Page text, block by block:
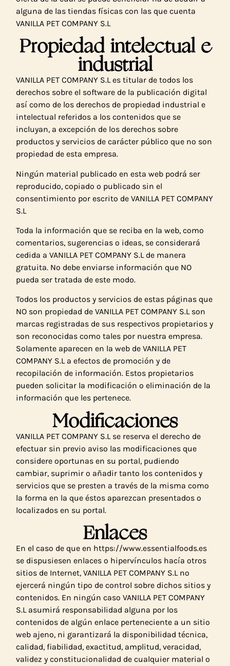
alguna de las tiendas físicas con las que cuenta
VANILLA PET COMPANY S.L
Propiedad intelectual e
industrial
VANILLA PET COMPANY S.L es titular de todos los
derechos sobre el software de la publicación digital
así como de los derechos de propiedad industrial e
intelectual referidos a los contenidos que se
incluyan, a excepción de los derechos sobre
productos y servicios de carácter público que no son
propiedad de esta empresa.
Ningún material publicado en esta web podrá ser
reproducido, copiado o publicado sin el
consentimiento por escrito de VANILLA PET COMPANY
S.L
Toda la información que se reciba en la web, como
comentarios, sugerencias o ideas, se considerará
cedida a VANILLA PET COMPANY S.L de manera
gratuita. No debe enviarse información que NO
pueda ser tratada de este modo.
Todos los productos y servicios de estas páginas que
NO son propiedad de VANILLA PET COMPANY S.L son
marcas registradas de sus respectivos propietarios y
son reconocidas como tales por nuestra empresa.
Solamente aparecen en la web de VANILLA PET
COMPANY S.L a efectos de promoción y de
recopilación de información. Estos propietarios
pueden solicitar la modificación o eliminación de la
información que les pertenece.
Modificaciones
VANILLA PET COMPANY S.L se reserva el derecho de
efectuar sin previo aviso las modificaciones que
considere oportunas en su portal, pudiendo
cambiar, suprimir o añadir tanto los contenidos y
servicios que se presten a través de la misma como
la forma en la que éstos aparezcan presentados o
localizados en su portal.
Enlaces
En el caso de que en https://www.essentialfoods.es
se dispusiesen enlaces o hipervínculos hacía otros
sitios de Internet, VANILLA PET COMPANY S.L no
ejercerá ningún tipo de control sobre dichos sitios y
contenidos. En ningún caso VANILLA PET COMPANY
S.L asumirá responsabilidad alguna por los
contenidos de algún enlace perteneciente a un sitio
web ajeno, ni garantizará la disponibilidad técnica,
calidad, fiabilidad, exactitud, amplitud, veracidad,
validez y constitucionalidad de cualquier material o